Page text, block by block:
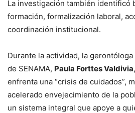
La investigación también identificó
formación, formalización laboral,
coordinación institucional.
Durante la actividad, la
de SENAMA, Paula Forttes Valdivia
enfrenta una “crisis de cuidados”,
acelerado envejecimiento de la
un sistema integral que apoye a